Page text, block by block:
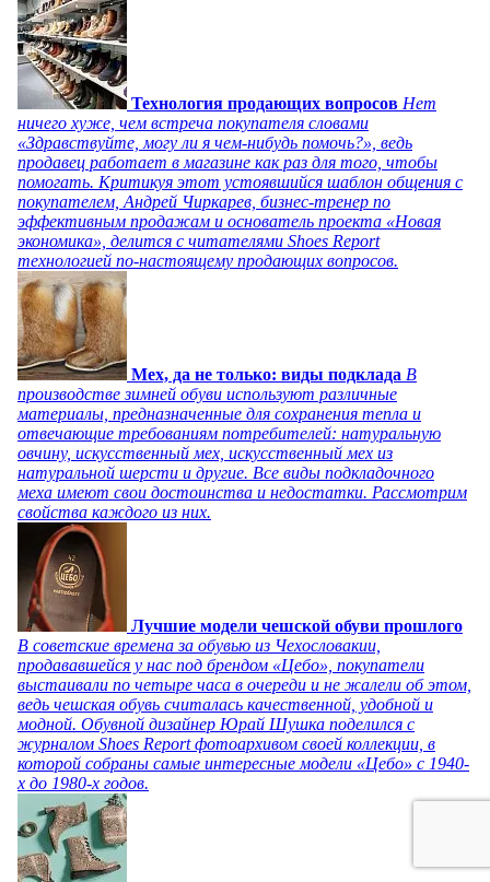
Технология продающих вопросов Нет
ничего хуже, чем встреча покупателя словами
«Здравствуйте, могу ли я чем-нибудь помочь?», ведь
продавец работает в магазине как раз для того, чтобы
помогать. Критикуя этот устоявшийся шаблон общения с
покупателем, Андрей Чиркарев, бизнес-тренер по
эффективным продажам и основатель проекта «Новая
экономика», делится с читателями Shoes Report
технологией по-настоящему продающих вопросов.
Мех, да не только: виды подклада В
производстве зимней обуви используют различные
материалы, предназначенные для сохранения тепла и
отвечающие требованиям потребителей: натуральную
овчину, искусственный мех, искусственный мех из
натуральной шерсти и другие. Все виды подкладочного
меха имеют свои достоинства и недостатки. Рассмотрим
свойства каждого из них.
Лучшие модели чешской обуви прошлого
В советские времена за обувью из Чехословакии,
продававшейся у нас под брендом «Цебо», покупатели
выстаивали по четыре часа в очереди и не жалели об этом,
ведь чешская обувь считалась качественной, удобной и
модной. Обувной дизайнер Юрай Шушка поделился с
журналом Shoes Report фотоархивом своей коллекции, в
которой собраны самые интересные модели «Цебо» с 1940-
х до 1980-х годов.